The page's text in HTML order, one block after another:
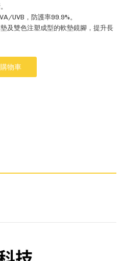
UVB，防護率99.9%。
及雙色注塑成型的軟墊鏡腳，提升長
物車